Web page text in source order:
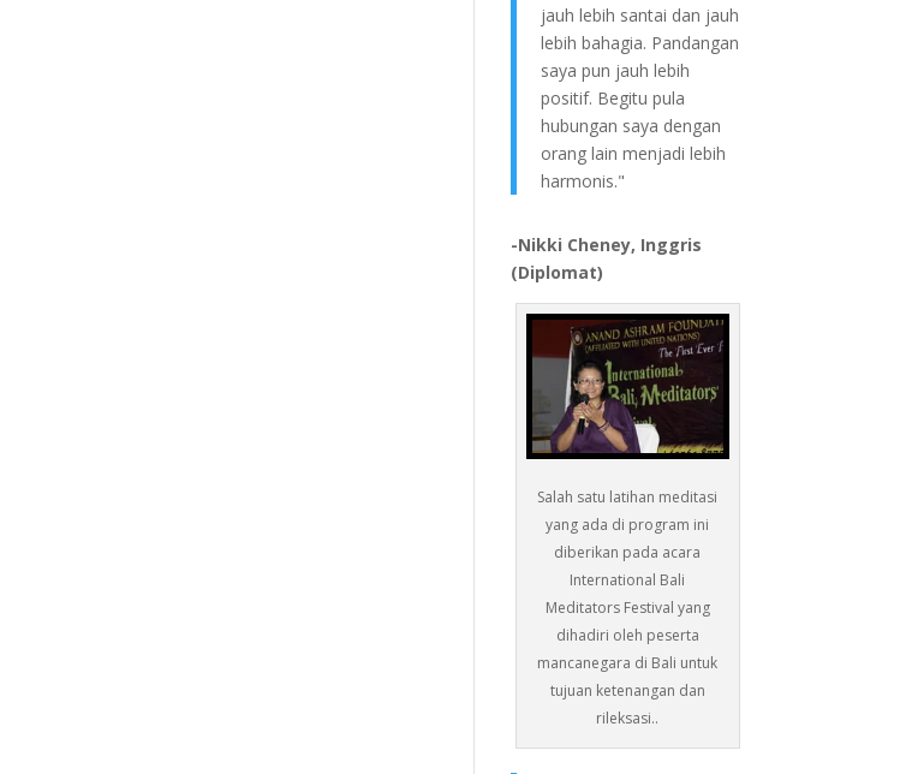
jauh lebih santai dan jauh
lebih bahagia. Pandangan
saya pun jauh lebih
positif. Begitu pula
hubungan saya dengan
orang lain menjadi lebih
harmonis."
-Nikki Cheney, Inggris
(Diplomat)
Salah satu latihan meditasi
yang ada di program ini
diberikan pada acara
International Bali
Meditators Festival yang
dihadiri oleh peserta
mancanegara di Bali untuk
tujuan ketenangan dan
rileksasi..